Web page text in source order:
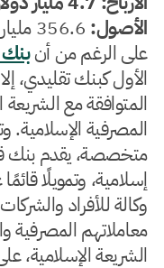
الأصول:
على الرغم من أن
الأول كبنك تقليدي،
المتوافقة مع
المصرفية
متخصصة، يقدم بنك
إسلامية، وتمويلًا
وكالة للأفراد
معاملاتهم المصرفية
الشريعة الإسلامية،